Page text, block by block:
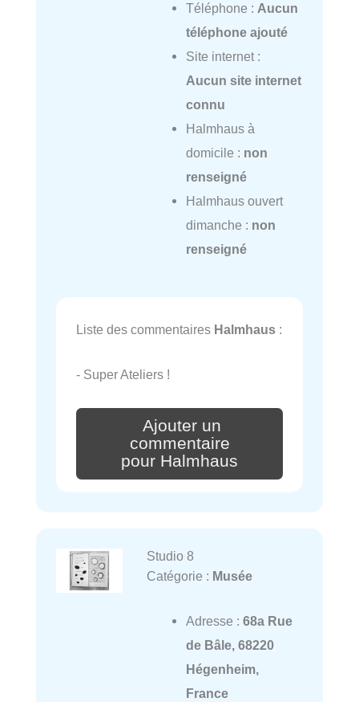
Téléphone : Aucun
téléphone ajouté
Site internet :
Aucun site internet
connu
Halmhaus à
domicile : non
renseigné
Halmhaus ouvert
dimanche : non
renseigné
Liste des commentaires Halmhaus :
- Super Ateliers !
Ajouter un
commentaire
pour Halmhaus
Studio 8
Catégorie : Musée
Adresse : 68a Rue
de Bâle, 68220
Hégenheim,
France